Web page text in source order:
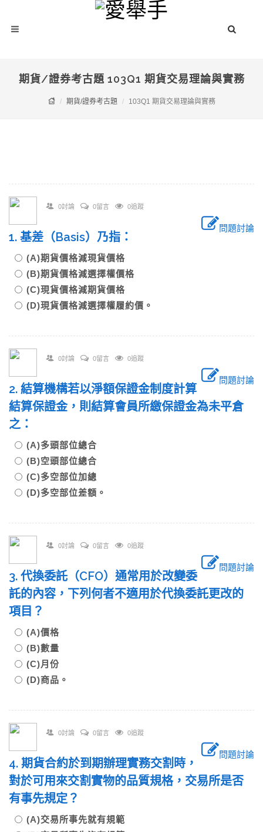
期貨/證券考古題 103Q1 期貨交易理論與實務
期貨/證券考古題 103Q1 期貨交易理論與實務
0討論 0留言 0追蹤
問題討論
1. 基差（Basis）乃指：
(A)期貨價格減現貨價格
(B)期貨價格減選擇權價格
(C)現貨價格減期貨價格
(D)現貨價格減選擇權履約價。
0討論 0留言 0追蹤
問題討論
2. 結算機構若以淨額保證金制度計算
結算保證金，則結算會員所繳保證金為未平倉
之：
(A)多頭部位總合
(B)空頭部位總合
(C)多空部位加總
(D)多空部位差額。
0討論 0留言 0追蹤
問題討論
3. 代換委託（CFO）通常用於改變委
託的內容，下列何者不適用於代換委託更改的
項目？
(A)價格
(B)數量
(C)月份
(D)商品。
0討論 0留言 0追蹤
問題討論
4. 期貨合約於到期辦理實務交割時，
對於可用來交割實物的品質規格，交易所是否
有事先規定？
(A)交易所事先就有規範